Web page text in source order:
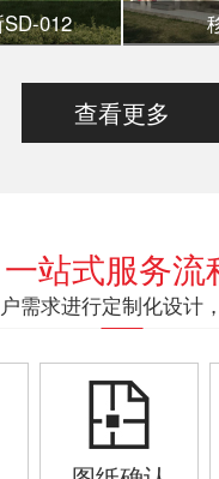
012
查看更多
一站式服务流
需求进行定制化设计